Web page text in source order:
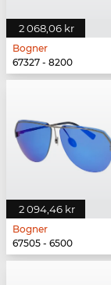
2 068,06 kr
Bogner
67327 - 8200
2 094,46 kr
Bogner
67505 - 6500